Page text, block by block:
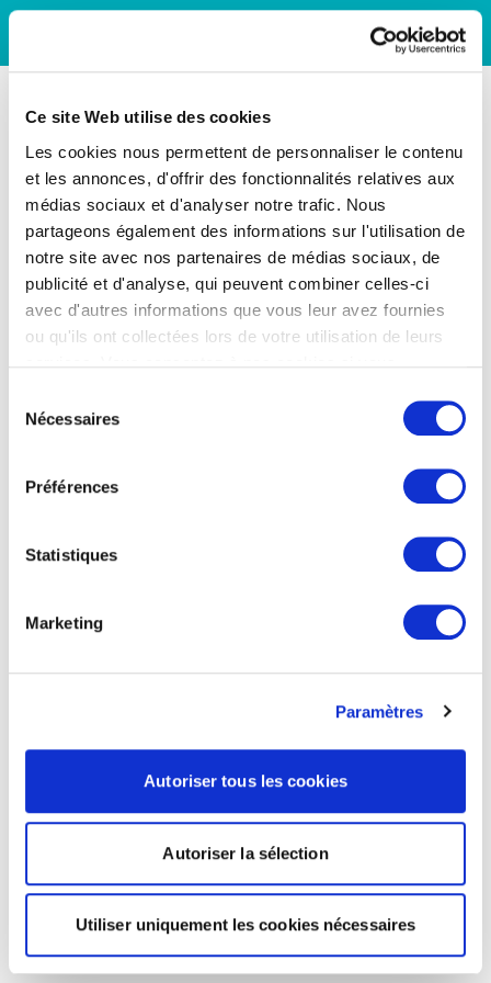
Ce site Web utilise des cookies
Les cookies nous permettent de personnaliser le contenu
et les annonces, d'offrir des fonctionnalités relatives aux
médias sociaux et d'analyser notre trafic. Nous
partageons également des informations sur l'utilisation de
notre site avec nos partenaires de médias sociaux, de
publicité et d'analyse, qui peuvent combiner celles-ci
avec d'autres informations que vous leur avez fournies
ou qu'ils ont collectées lors de votre utilisation de leurs
Nécessaires
Préférences
Statistiques
Marketing
Paramètres
Autoriser tous les cookies
Autoriser la sélection
Utiliser uniquement les cookies nécessaires